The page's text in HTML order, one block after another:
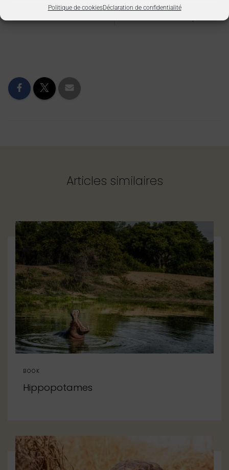
Politique de cookiesDéclaration de confidentialité
PRÉCÉDENT
Articles similaires
BOOK
Hippopotames